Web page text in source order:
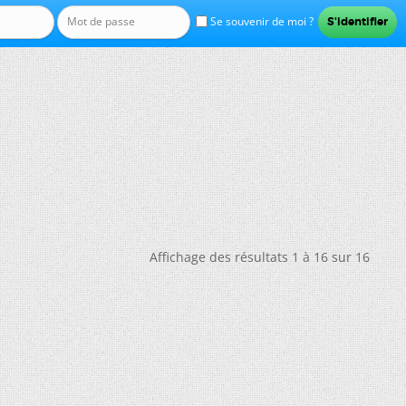
Se souvenir de moi ?
Affichage des résultats 1 à 16 sur 16